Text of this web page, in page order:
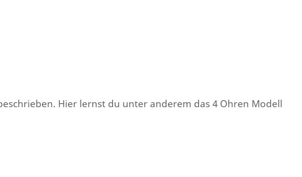
Hier lernst du unter anderem das 4 Ohren Modell